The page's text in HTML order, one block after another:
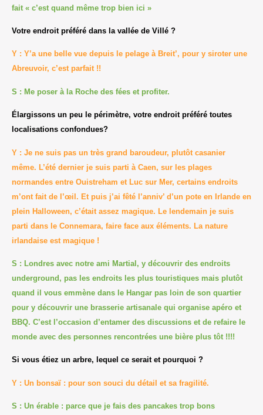
fait « c’est quand même trop bien ici »
Votre endroit préféré dans la vallée de Villé ?
Y : Y’a une belle vue depuis le pelage à Breit’, pour y siroter une
Abreuvoir, c’est parfait !!
S : Me poser à la Roche des fées et profiter.
Élargissons un peu le périmètre, votre endroit préféré toutes
localisations confondues?
Y : Je ne suis pas un très grand baroudeur, plutôt casanier
même. L’été dernier je suis parti à Caen, sur les plages
normandes entre Ouistreham et Luc sur Mer, certains endroits
m’ont fait de l’œil. Et puis j’ai fêté l’anniv’ d’un pote en Irlande en
plein Halloween, c’était assez magique. Le lendemain je suis
parti dans le Connemara, faire face aux éléments. La nature
irlandaise est magique !
S : Londres avec notre ami Martial, y découvrir des endroits
underground, pas les endroits les plus touristiques mais plutôt
quand il vous emmène dans le Hangar pas loin de son quartier
pour y découvrir une brasserie artisanale qui organise apéro et
BBQ. C’est l’occasion d’entamer des discussions et de refaire le
monde avec des personnes rencontrées une bière plus tôt !!!!
Si vous étiez un arbre, lequel ce serait et pourquoi ?
Y : Un bonsaï : pour son souci du détail et sa fragilité.
S : Un érable : parce que je fais des pancakes trop bons